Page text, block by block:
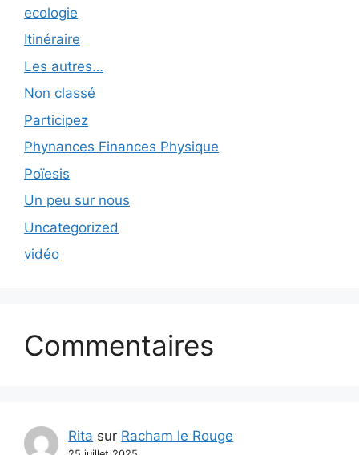
ecologie
Itinéraire
Les autres…
Non classé
Participez
Phynances Finances Physique
Poïesis
Un peu sur nous
Uncategorized
vidéo
Commentaires
Rita sur Racham le Rouge